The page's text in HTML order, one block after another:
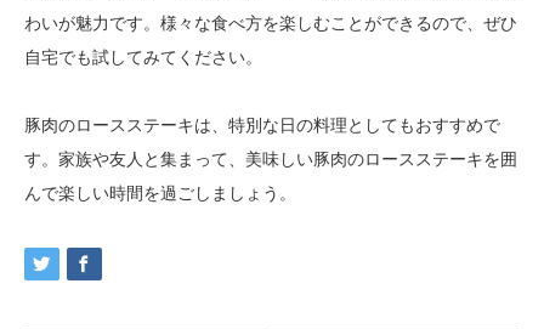
わいが魅力です。様々な食べ方を楽しむことができるので、ぜひ
自宅でも試してみてください。
豚肉のロースステーキは、特別な日の料理としてもおすすめで
す。家族や友人と集まって、美味しい豚肉のロースステーキを囲
んで楽しい時間を過ごしましょう。